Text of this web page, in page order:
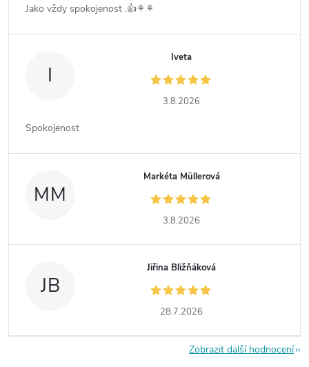
Jako vždy spokojenost .👍⚘️⚘️
I
Iveta
3.8.2026
Spokojenost
MM
Markéta Müllerová
3.8.2026
JB
Jiřina Bližňáková
28.7.2026
Zobrazit další hodnocení